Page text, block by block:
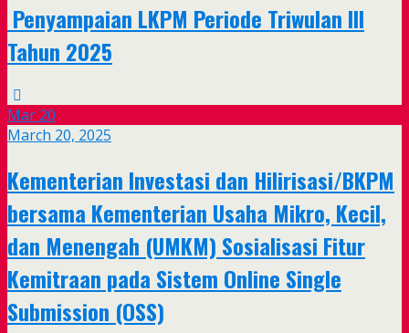
Penyampaian LKPM Periode Triwulan III
Tahun 2025
Mar 20
March 20, 2025
Kementerian Investasi dan Hilirisasi/BKPM
bersama Kementerian Usaha Mikro, Kecil,
dan Menengah (UMKM) Sosialisasi Fitur
Kemitraan pada Sistem Online Single
Submission (OSS)